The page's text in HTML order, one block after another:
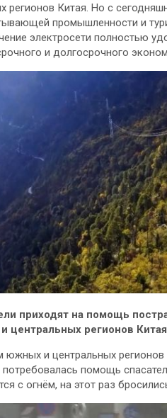
регионов Китая. Но с
промышленности и
электросети полностью
и долгосрочного
приходят на помощь
центральных регионов Китая
южных и центральных
помощь
с огнём, на этот раз